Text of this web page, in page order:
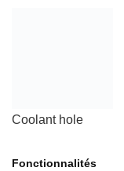
Coolant hole
Fonctionnalités